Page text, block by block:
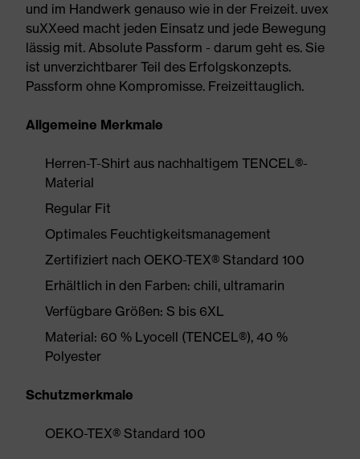
und im Handwerk genauso wie in der Freizeit. uvex
suXXeed macht jeden Einsatz und jede Bewegung
lässig mit. Absolute Passform - darum geht es. Sie
ist unverzichtbarer Teil des Erfolgskonzepts.
Passform ohne Kompromisse. Freizeittauglich.
Allgemeine Merkmale
Herren-T-Shirt aus nachhaltigem TENCEL®-
Material
Regular Fit
Optimales Feuchtigkeitsmanagement
Zertifiziert nach OEKO-TEX® Standard 100
Erhältlich in den Farben: chili, ultramarin
Verfügbare Größen: S bis 6XL
Material: 60 % Lyocell (TENCEL®), 40 %
Polyester
Schutzmerkmale
OEKO-TEX® Standard 100